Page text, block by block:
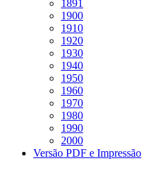
1891
1900
1910
1920
1930
1940
1950
1960
1970
1980
1990
2000
Versão PDF e Impressão